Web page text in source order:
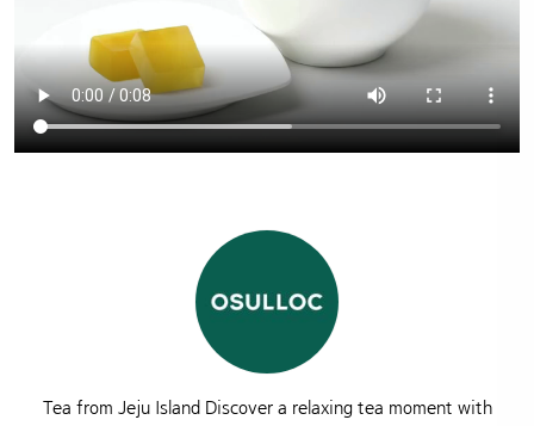
Tea from Jeju Island Discover a relaxing tea moment with